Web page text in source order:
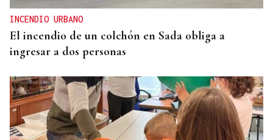
INCENDIO URBANO
El incendio de un colchón en Sada obliga a
ingresar a dos personas